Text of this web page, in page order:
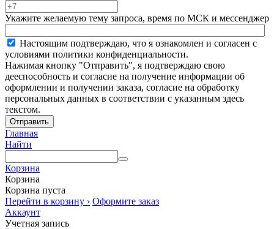
Укажите желаемую тему запроса, время по МСК и мессенджер
Настоящим подтверждаю, что я ознакомлен и согласен с
условиями политики конфиденциальности.
Нажимая кнопку "Отправить", я подтверждаю свою
дееспособность и согласие на получение информации об
оформлении и получении заказа, согласие на обработку
персональных данных в соответствии с указанным здесь
текстом.
Отправить
Главная
Найти
Корзина
Корзина
Корзина пуста
Перейти в корзину › Оформите заказ
Аккаунт
Учетная запись